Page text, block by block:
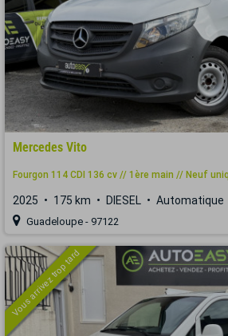
Mercedes Vito
Fourgon 114 CDI 136 cv // 1ère main // Neuf
2025 175 km DIESEL Automatique
Guadeloupe - 97122
Vous arrivez trop tard